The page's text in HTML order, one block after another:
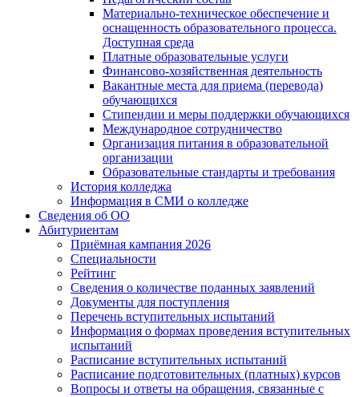
Материально-техническое обеспечение и
оснащенность образовательного процесса.
Доступная среда
Платные образовательные услуги
Финансово-хозяйственная деятельность
Вакантные места для приема (перевода)
обучающихся
Стипендии и меры поддержки обучающихся
Международное сотрудничество
Организация питания в образовательной
организации
Образовательные стандарты и требования
История колледжа
Информация в СМИ о колледже
Сведения об ОО
Абитуриентам
Приёмная кампания 2026
Специальности
Рейтинг
Сведения о количестве поданных заявлений
Документы для поступления
Перечень вступительных испытаний
Информация о формах проведения вступительных
испытаний
Расписание вступительных испытаний
Расписание подготовительных (платных) курсов
Вопросы и ответы на обращения, связанные с